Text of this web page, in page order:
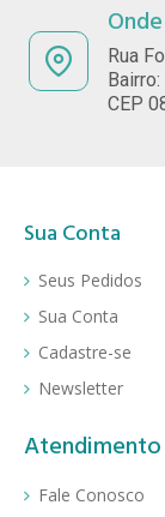
Rua
CEP
Sua Conta
Seus Pedidos
Sua Conta
Cadastre-se
Newsletter
Atendimento
Fale Conosco